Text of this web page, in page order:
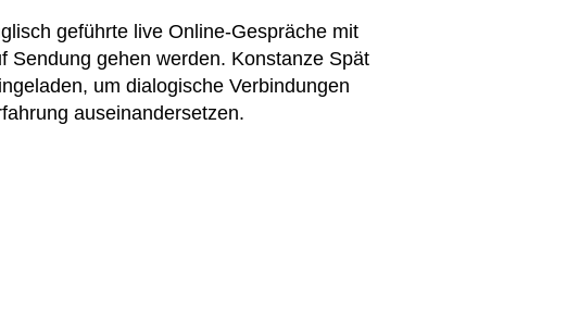
geführte live Online-Gespräche mit
Sendung gehen werden. Konstanze Spät
um dialogische Verbindungen
auseinandersetzen.